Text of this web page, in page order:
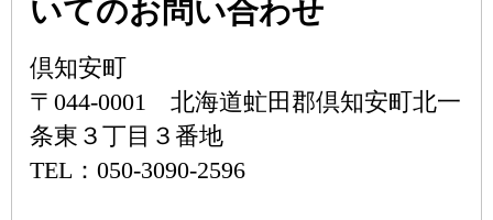
いてのお問い合わせ
倶知安町
〒044-0001 北海道虻田郡倶知安町北一
条東３丁目３番地
TEL：050-3090-2596